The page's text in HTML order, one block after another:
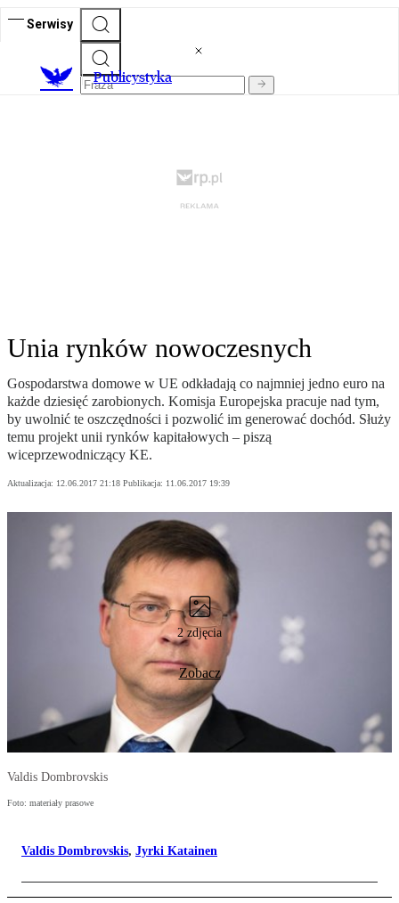
Serwisy
Publicystyka
Unia rynków nowoczesnych
Gospodarstwa domowe w UE odkładają co najmniej jedno euro na
każde dziesięć zarobionych. Komisja Europejska pracuje nad tym,
by uwolnić te oszczędności i pozwolić im generować dochód. Służy
temu projekt unii rynków kapitałowych – piszą
wiceprzewodniczący KE.
Aktualizacja: 12.06.2017 21:18 Publikacja: 11.06.2017 19:39
2 zdjęcia
Zobacz
Valdis Dombrovskis
Foto: materiały prasowe
Valdis Dombrovskis, Jyrki Katainen